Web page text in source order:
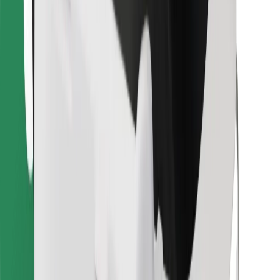
¡Conseguí un viaje en minutos!
Descargar la app de Bolt
Encontrá tu comida favorita
Descargar la app de Bolt Food